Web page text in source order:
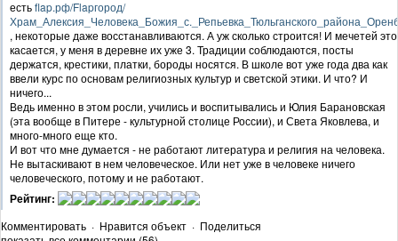
естьflap.рф/Flapгород/
, некоторые даже восстанавливаются. А уж сколько строится! И мечетей это
касается, у меня в деревне их уже 3. Традиции соблюдаются, посты
держатся, крестики, платки, бороды носятся. В школе вот уже года два как
ввели курс по основам религиозных культур и светской этики. И что? И
ничего...
Ведь именно в этом росли, учились и воспитывались и Юлия Барановская
(эта вообще в Питере - культурной столице России), и Света Яковлева, и
много-много еще кто.
И вот что мне думается - не работают литература и религия на человека.
Не вытаскивают в нем человеческое. Или нет уже в человеке ничего
человеческого, потому и не работают.
Рейтинг:
Комментировать · Нравится объект · Поделиться